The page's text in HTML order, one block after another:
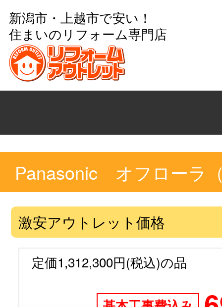
新潟市・上越市で安い！
住まいのリフォーム専門店
Panasonic オフローラ
激安アウトレット価格
定価1,312,300円(税込)の品